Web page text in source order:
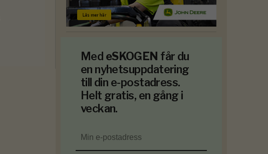
Med eSKOGEN får du
en nyhetsuppdatering
till din e-postadress.
Helt gratis, en gång i
veckan.